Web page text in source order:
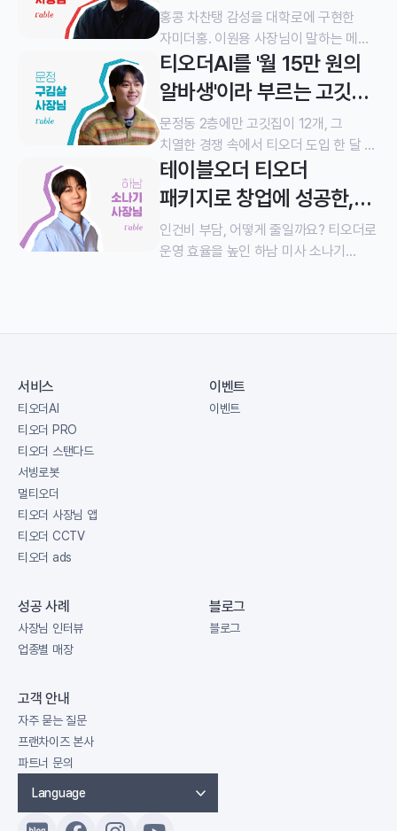
사장님
홍콩 차찬탱 감성을 대학로에 구현한
자미더홍. 이원용 사장님이 말하는 메뉴
개발 철학과 티오더 3년 재계약 이유를
들어봤어요.
티오더AI를 '월 15만 원의
알바생'이라 부르는 고깃집,
구김살 박민욱 사장님
문정동 2층에만 고깃집이 12개, 그
치열한 경쟁 속에서 티오더 도입 한 달 반
만에 매출 900만 원을 올린 구김살
박민욱 사장님의 이야기를 확인해
보세요.
테이블오더 티오더
패키지로 창업에 성공한,
하남 미사 소나기 손항기
사장님
인건비 부담, 어떻게 줄일까요? 티오더로
운영 효율을 높인 하남 미사 소나기
서비스
티오더AI
티오더 PRO
티오더 스탠다드
서빙로봇
멀티오더
티오더 사장님 앱
티오더 CCTV
티오더 ads
이벤트
이벤트
성공 사례
사장님 인터뷰
업종별 매장
블로그
블로그
고객 안내
자주 묻는 질문
프랜차이즈 본사
파트너 문의
Language